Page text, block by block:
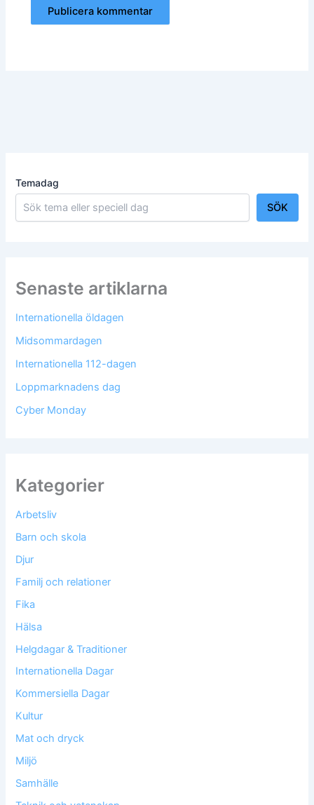
Temadag
SÖK
Senaste artiklarna
Internationella öldagen
Midsommardagen
Internationella 112-dagen
Loppmarknadens dag
Cyber Monday
Kategorier
Arbetsliv
Barn och skola
Djur
Familj och relationer
Fika
Hälsa
Helgdagar & Traditioner
Internationella Dagar
Kommersiella Dagar
Kultur
Mat och dryck
Miljö
Samhälle